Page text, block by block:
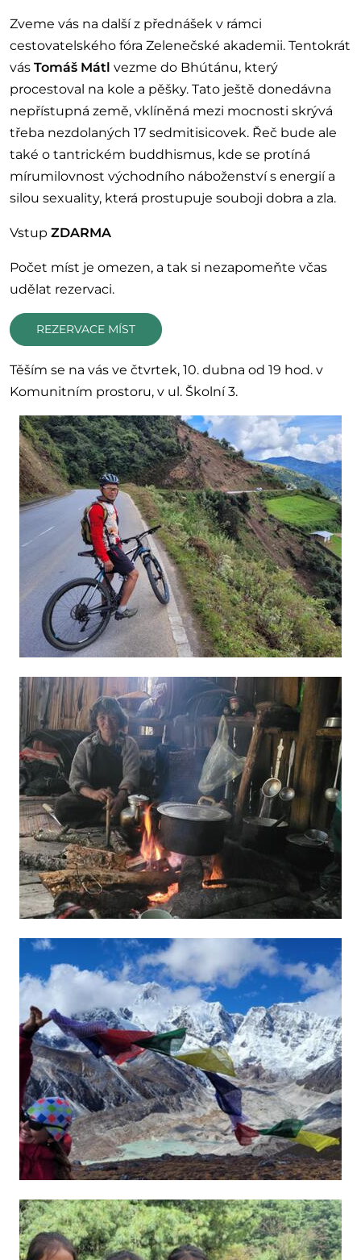
Zveme vás na další z přednášek v rámci
cestovatelského fóra Zelenečské akademii. Tentokrát
vás Tomáš Mátl vezme do Bhútánu, který
procestoval na kole a pěšky. Tato ještě donedávna
nepřístupná země, vklíněná mezi mocnosti skrývá
třeba nezdolaných 17 sedmitisicovek. Řeč bude ale
také o tantrickém buddhismus, kde se protíná
mírumilovnost východního náboženství s energií a
silou sexuality, která prostupuje souboji dobra a zla.
Vstup ZDARMA
Počet míst je omezen, a tak si nezapomeňte včas
udělat rezervaci.
REZERVACE MÍST
Těším se na vás ve čtvrtek, 10. dubna od 19 hod. v
Komunitním prostoru, v ul. Školní 3.